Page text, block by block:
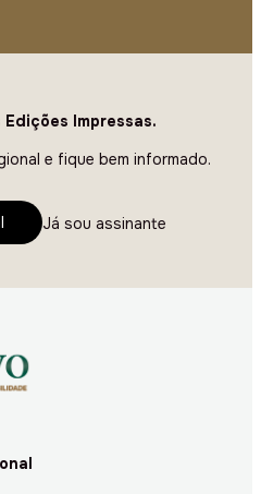
Edições Impressas.
e fique bem informado.
Já sou assinante